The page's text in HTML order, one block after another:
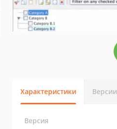
Характеристики Версии
Версия